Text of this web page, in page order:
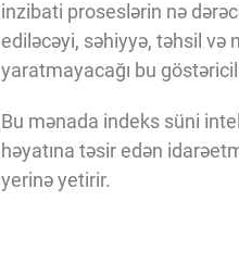
inzibati proseslərin nə
ediləcəyi, səhiyyə, təhsil və
yaratmayacağı bu
Bu mənada indeks süni
həyatına təsir edən
yerinə yetirir.